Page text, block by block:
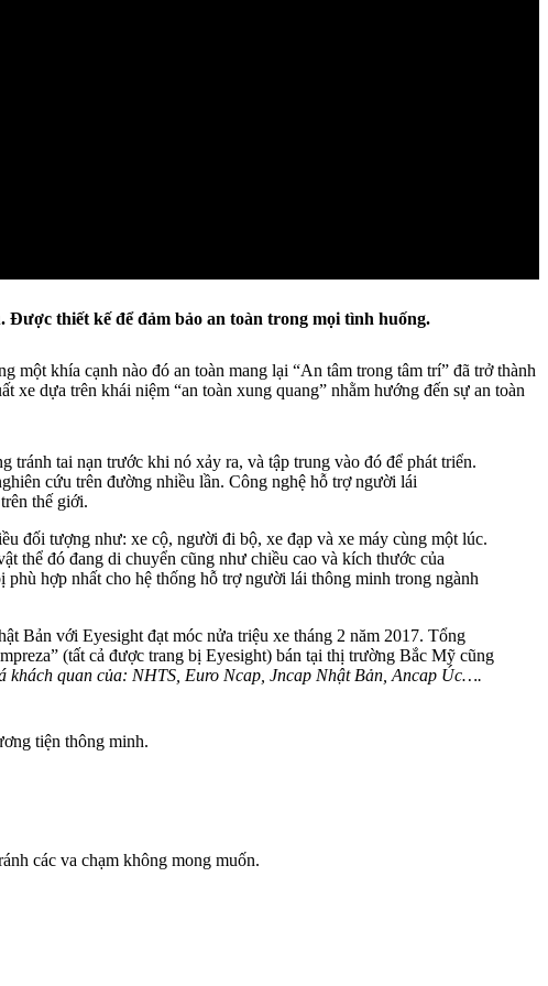
thiết kế để đảm bảo an toàn trong mọi tình huống.
khía cạnh nào đó an toàn mang lại “An tâm trong tâm trí” đã trở thành
xe dựa trên khái niệm “an toàn xung quang” nhằm hướng đến sự an toàn
tránh tai nạn trước khi nó xảy ra, và tập trung vào đó để phát triển.
cứu trên đường nhiều lần. Công nghệ hỗ trợ người lái
thế giới.
đối tượng như: xe cộ, người đi bộ, xe đạp và xe máy cùng một lúc.
thể đó đang di chuyển cũng như chiều cao và kích thước của
hợp nhất cho hệ thống hỗ trợ người lái thông minh trong ngành
Bản với Eyesight đạt móc nửa triệu xe tháng 2 năm 2017. Tổng
(tất cả được trang bị Eyesight) bán tại thị trường Bắc Mỹ cũng
quan của: NHTS, Euro Ncap, Jncap Nhật Bản, Ancap Úc….
tiện thông minh.
các va chạm không mong muốn.